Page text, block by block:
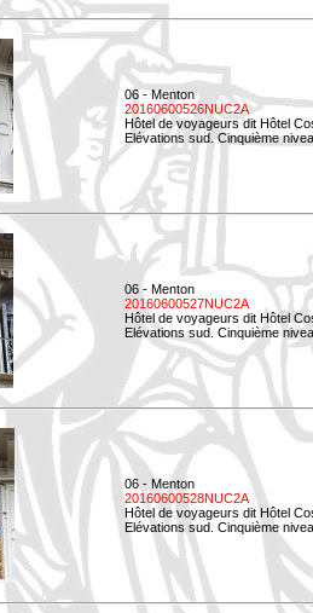
06 - Menton
20160600526NUC2A
Hôtel de voyageurs dit Hôtel
Elévations sud. Cinquième
06 - Menton
20160600527NUC2A
Hôtel de voyageurs dit Hôtel
Elévations sud. Cinquième
06 - Menton
20160600528NUC2A
Hôtel de voyageurs dit Hôtel
Elévations sud. Cinquième